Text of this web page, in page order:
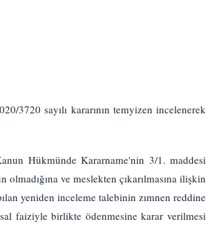
3720 sayılı kararının temyizen incelenerek
Hükmünde Kararname'nin 3/1. maddesi
ve meslekten çıkarılmasına ilişkin
yeniden inceleme talebinin zımnen reddine
faiziyle birlikte ödenmesine karar verilmesi